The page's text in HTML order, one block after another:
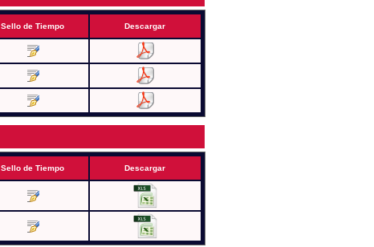
Sello de Tiempo Descargar
Sello de Tiempo Descargar